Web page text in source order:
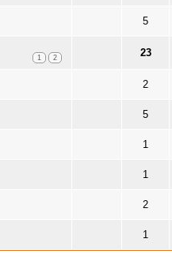
5
1 2 23
2
5
1
1
2
1